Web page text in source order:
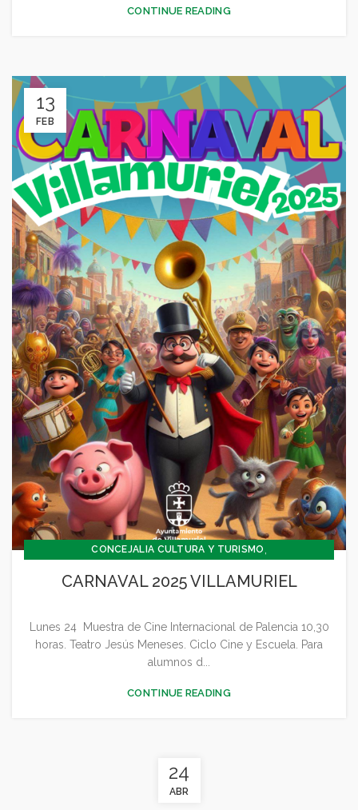
CONTINUE READING
13
FEB
CONCEJALIA CULTURA Y TURISMO
CULTURA,DEPORTES,FESTEJOS, GENERAL,
CARNAVAL 2025 VILLAMURIEL
Lunes 24 Muestra de Cine Internacional de Palencia 10,30
horas. Teatro Jesús Meneses. Ciclo Cine y Escuela. Para
alumnos d...
CONTINUE READING
24
ABR